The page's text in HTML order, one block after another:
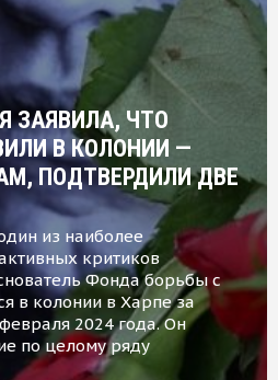
ЗАЯВИЛА, ЧТО
В КОЛОНИИ —
ПОДТВЕРДИЛИ ДВЕ
из наиболее
критиков
Фонда борьбы с
в колонии в Харпе за
2024 года. Он
по целому ряду